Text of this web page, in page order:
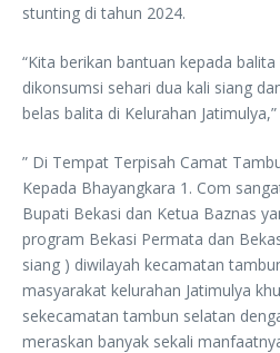
stunting di tahun 2024.
“Kita berikan bantuan kepada
dikonsumsi sehari dua kali siang
belas balita di Kelurahan
” Di Tempat Terpisah Camat
Kepada Bhayangkara 1. Com
Bupati Bekasi dan Ketua Baznas
program Bekasi Permata dan
siang ) diwilayah kecamatan
masyarakat kelurahan Jatimulya
sekecamatan tambun selatan
meraskan banyak sekali